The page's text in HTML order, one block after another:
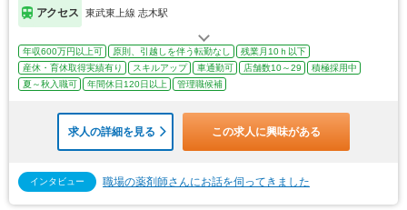
アクセス 東武東上線 志木駅
年収600万円以上可 原則、引越しを伴う転勤なし
残業月10ｈ以下
産休・育休取得実績有り
スキルアップ 車通勤可 店舗数10～29
積極採用中
夏～秋入職可
年間休日120日以上 管理職候補
求人の詳細を見る この求人に興味がある
インタビュー 職場の薬剤師さんにお話を伺ってきました